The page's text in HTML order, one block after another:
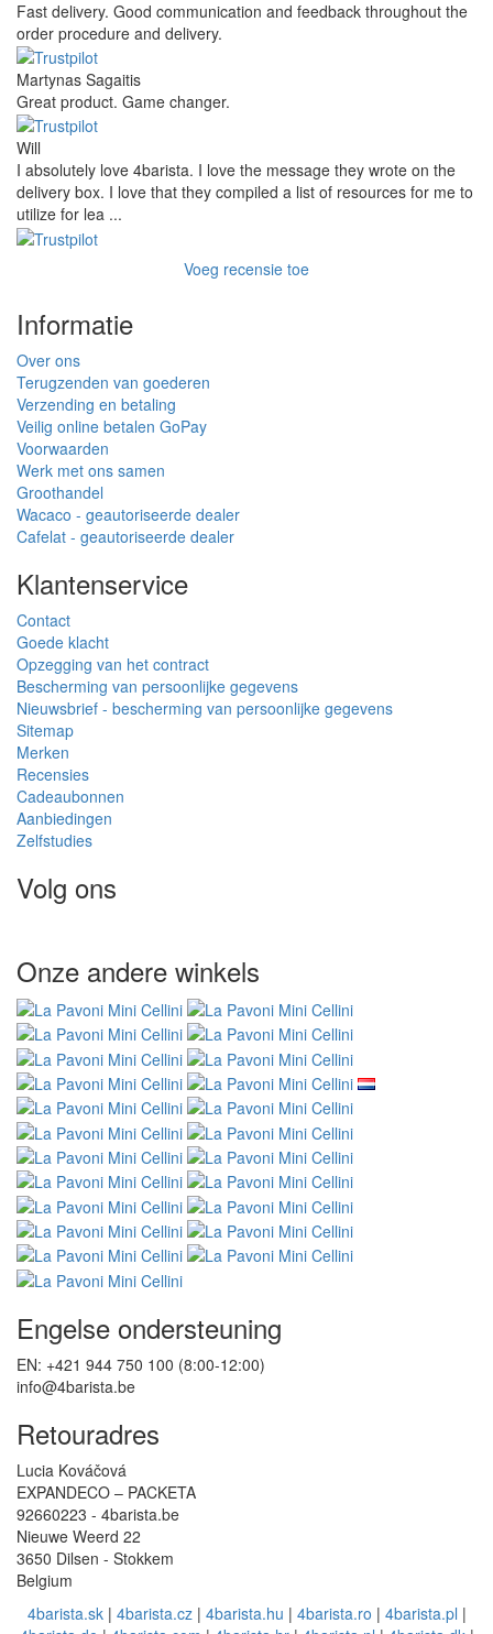
Fast delivery. Good communication and feedback throughout the
order procedure and delivery.
Martynas Sagaitis
Great product. Game changer.
Will
I absolutely love 4barista. I love the message they wrote on the
delivery box. I love that they compiled a list of resources for me to
utilize for lea ...
Voeg recensie toe
Informatie
Over ons
Terugzenden van goederen
Verzending en betaling
Veilig online betalen GoPay
Voorwaarden
Werk met ons samen
Groothandel
Wacaco - geautoriseerde dealer
Cafelat - geautoriseerde dealer
Klantenservice
Contact
Goede klacht
Opzegging van het contract
Bescherming van persoonlijke gegevens
Nieuwsbrief - bescherming van persoonlijke gegevens
Sitemap
Merken
Recensies
Cadeaubonnen
Aanbiedingen
Zelfstudies
Volg ons
Onze andere winkels
Engelse ondersteuning
EN: +421 944 750 100 (8:00-12:00)
info@4barista.be
Retouradres
Lucia Kováčová
EXPANDECO – PACKETA
92660223 - 4barista.be
Nieuwe Weerd 22
3650 Dilsen - Stokkem
Belgium
4barista.sk| 4barista.cz| 4barista.hu | 4barista.ro | 4barista.pl |